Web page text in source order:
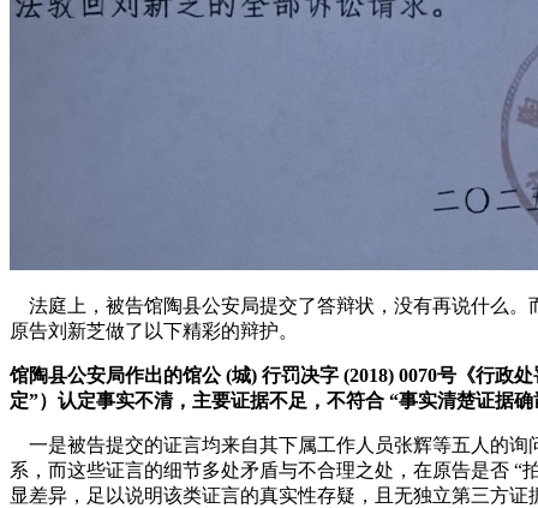
法庭上，被告馆陶县公安局提交了答辩状，没有再说什么。
原告刘新芝做了以下精彩的辩护。
馆陶县公安局作出的馆公 (城) 行罚决字 (2018) 0070号《行政
定”）认定事实不清，主要证据不足，不符合 “事实清楚证据
一是被告提交的证言均来自其下属工作人员张辉等五人的询
系，而这些证言的细节多处矛盾与不合理之处，在原告是否 “
显差异，足以说明该类证言的真实性存疑，且无独立第三方证